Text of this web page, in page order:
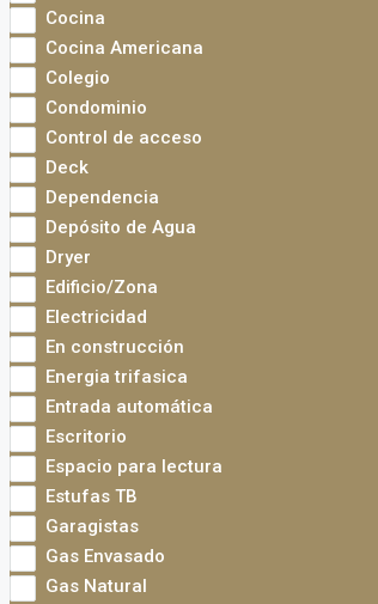
Cocina
Cocina Americana
Colegio
Condominio
Control de acceso
Deck
Dependencia
Depósito de Agua
Dryer
Edificio/Zona
Electricidad
En construcción
Energia trifasica
Entrada automática
Escritorio
Espacio para lectura
Estufas TB
Garagistas
Gas Envasado
Gas Natural